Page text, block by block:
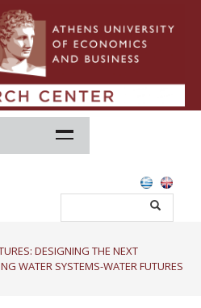
DESIGNING THE NEXT
WATER SYSTEMS-WATER FUTURES